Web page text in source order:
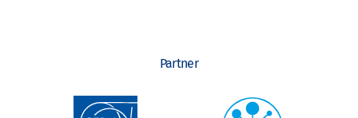
Partner